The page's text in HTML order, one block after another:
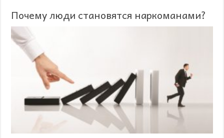
Почему люди становятся наркоманами?